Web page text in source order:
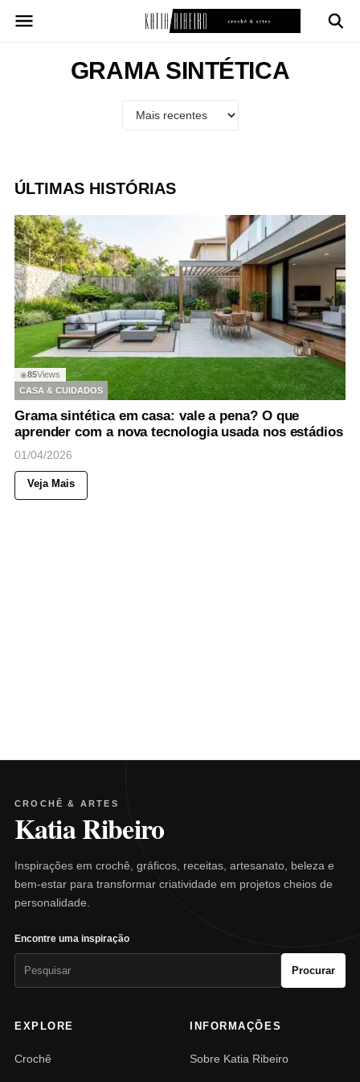
para
GRAMA SINTÉTICA
ÚLTIMAS HISTÓRIAS
◉85Views
CASA & CUIDADOS
Grama sintética em casa: vale a pena? O que
aprender com a nova tecnologia usada nos estádios
01/04/2026
Veja Mais
CROCHÊ & ARTES
Katia Ribeiro
Inspirações em crochê, gráficos, receitas, artesanato, beleza e
bem-estar para transformar criatividade em projetos cheios de
personalidade.
Encontre uma inspiração
Procurar
EXPLORE
Crochê
INFORMAÇÕES
Sobre Katia Ribeiro